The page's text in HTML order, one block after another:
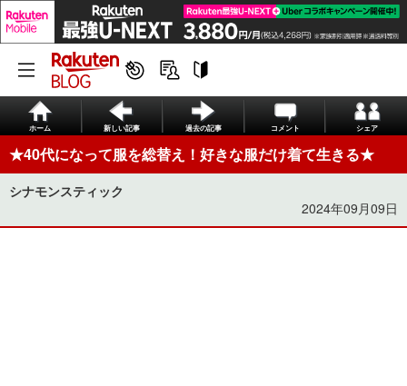
ホーム 新しい記事 過去の記事 コメント シェア
★40代になって服を総替え！好きな服だけ着て生きる★
シナモンスティック
2024年09月09日